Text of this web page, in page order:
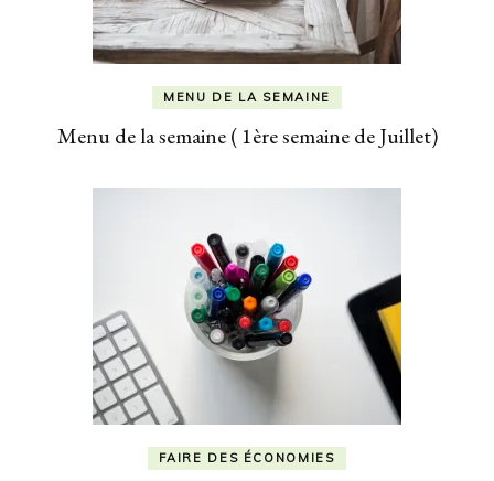
MENU DE LA SEMAINE
Menu de la semaine ( 1ère semaine de Juillet)
FAIRE DES ÉCONOMIES